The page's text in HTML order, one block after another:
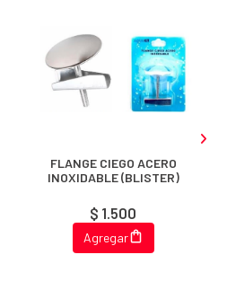
FLANGE CIEGO ACERO
INOXIDABLE (BLISTER)
$ 1.500
Agregar